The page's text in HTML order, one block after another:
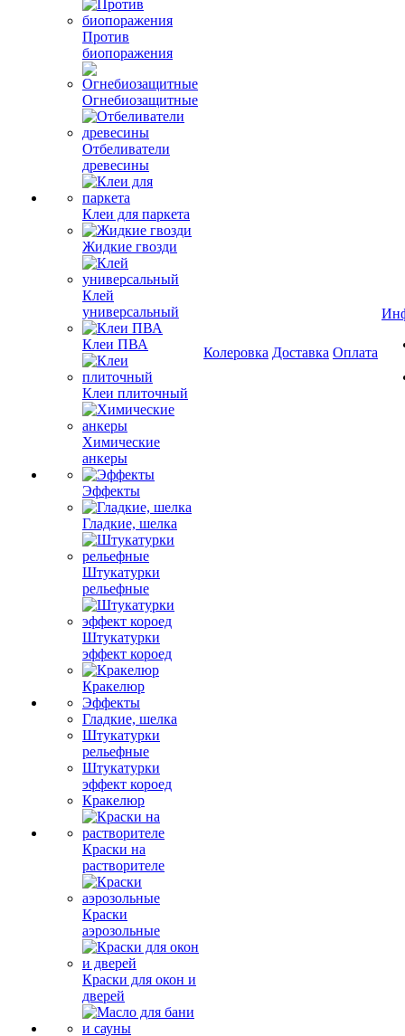
Против
биопоражения
Огнебиозащитные
Отбеливатели
древесины
Клеи для паркета
Жидкие гвозди
Клей
универсальный
Клеи ПВА
Клеи плиточный
Химические
анкеры
Эффекты
Гладкие, шелка
Штукатурки
рельефные
Штукатурки
эффект короед
Кракелюр
Эффекты
Гладкие, шелка
Штукатурки
рельефные
Штукатурки
эффект короед
Кракелюр
Краски на
растворителе
Краски
аэрозольные
Краски для окон и
дверей
Колеровка Доставка Оплата